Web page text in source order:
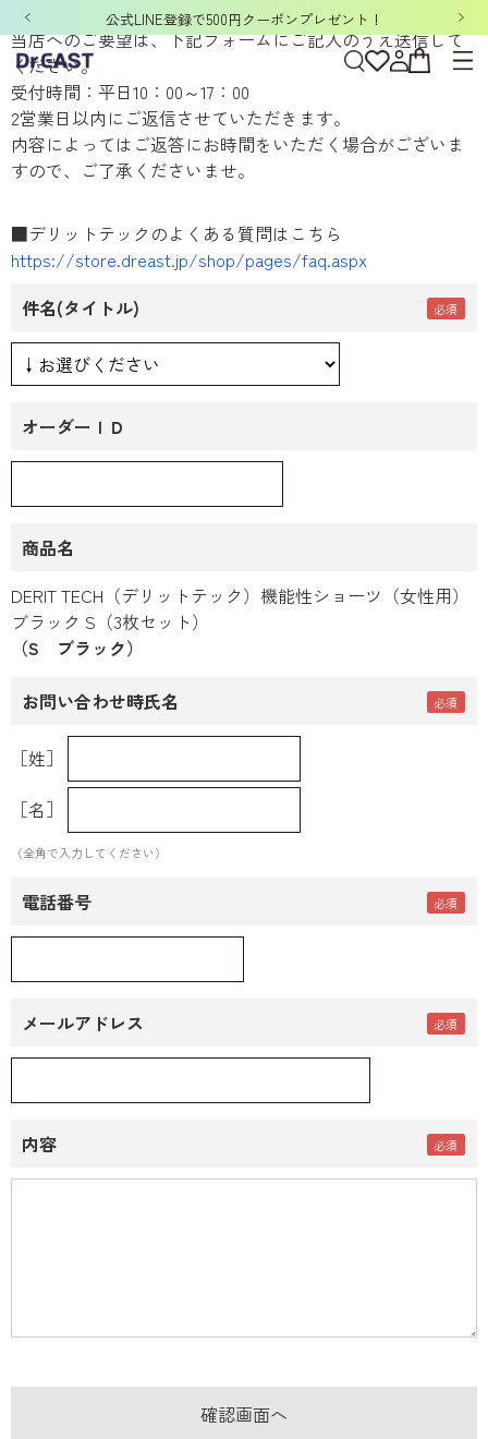
公式LINE登録で500円クーポンプレゼント！
お問い合わせ
当店へのご要望は、下記フォームにご記入のうえ送信して
ください。
受付時間：平日10：00～17：00
2営業日以内にご返信させていただきます。
内容によってはご返答にお時間をいただく場合がございま
すので、ご了承くださいませ。
■デリットテックのよくある質問はこちら
https://store.dreast.jp/shop/pages/faq.aspx
件名(タイトル)
オーダーＩＤ
商品名
DERIT TECH（デリットテック）機能性ショーツ（女性用）
ブラック S（3枚セット）
（S ブラック）
お問い合わせ時氏名
［姓］
［名］
（全角で入力してください）
電話番号
メールアドレス
内容